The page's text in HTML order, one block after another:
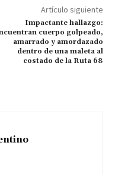
Artículo siguiente
Impactante hallazgo:
cuerpo golpeado,
amarrado y amordazado
dentro de una maleta al
costado de la Ruta 68